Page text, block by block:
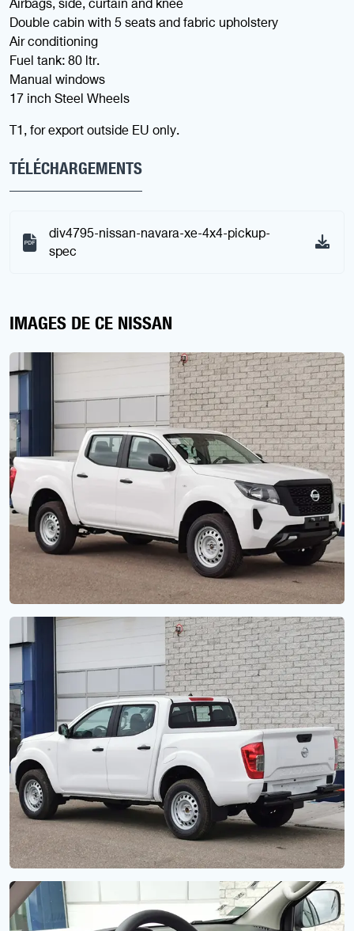
Airbags, side, curtain and knee
Double cabin with 5 seats and fabric upholstery
Air conditioning
Fuel tank: 80 ltr.
Manual windows
17 inch Steel Wheels
T1, for export outside EU only.
TÉLÉCHARGEMENTS
div4795-nissan-navara-xe-4x4-pickup-
spec
IMAGES DE CE NISSAN